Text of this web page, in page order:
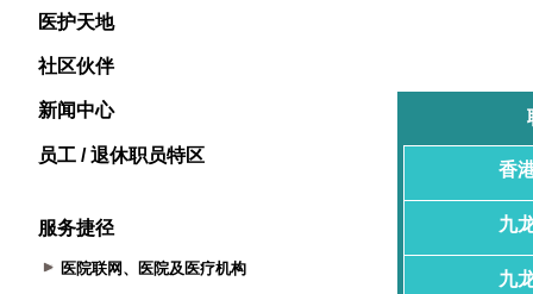
医护天地
社区伙伴
新闻中心
员工 / 退休职员特区
服务捷径
医院联网、医院及医疗机构